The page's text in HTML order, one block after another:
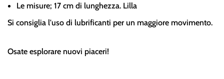
Le misure; 17 cm di lunghezza. Lilla
Si consiglia l'uso di lubrificanti per un maggiore movimento.
Osate esplorare nuovi piaceri!